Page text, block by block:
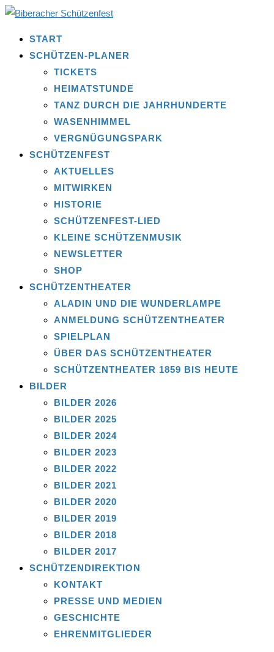
START
SCHÜTZEN-PLANER
TICKETS
HEIMATSTUNDE
TANZ DURCH DIE JAHRHUNDERTE
WASENHIMMEL
VERGNÜGUNGSPARK
SCHÜTZENFEST
AKTUELLES
MITWIRKEN
HISTORIE
SCHÜTZENFEST-LIED
KLEINE SCHÜTZENMUSIK
NEWSLETTER
SHOP
SCHÜTZENTHEATER
ALADIN UND DIE WUNDERLAMPE
ANMELDUNG SCHÜTZENTHEATER
SPIELPLAN
ÜBER DAS SCHÜTZENTHEATER
SCHÜTZENTHEATER 1859 BIS HEUTE
BILDER
BILDER 2026
BILDER 2025
BILDER 2024
BILDER 2023
BILDER 2022
BILDER 2021
BILDER 2020
BILDER 2019
BILDER 2018
BILDER 2017
SCHÜTZENDIREKTION
KONTAKT
PRESSE UND MEDIEN
GESCHICHTE
EHRENMITGLIEDER